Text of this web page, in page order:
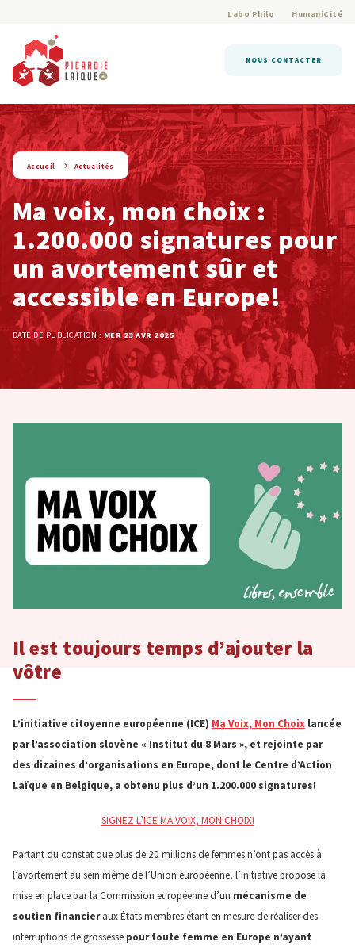
Labo Philo HumaniCité
NOUS CONTACTER
string(9) « actualite »
Accueil Actualités
Ma voix, mon choix :
1.200.000 signatures pour
un avortement sûr et
accessible en Europe!
DATE DE PUBLICATION : MER 23 AVR 2025
Il est toujours temps d’ajouter la
vôtre
L’initiative citoyenne européenne (ICE) Ma Voix, Mon Choixlancée
par l’association slovène « Institut du 8 Mars », et rejointe par
des dizaines d’organisations en Europe, dont le Centre d’Action
Laïque en Belgique, a obtenu plus d’un 1.200.000 signatures!
SIGNEZ L’ICE MA VOIX, MON CHOIX!
Partant du constat que plus de 20 millions de femmes n’ont pas accès à
l’avortement au sein même de l’Union européenne, l’initiative propose la
mise en place par la Commission européenne d’un mécanisme de
soutien financieraux États membres étant en mesure de réaliser des
interruptions de grossesse pour toute femme en Europe n’ayant